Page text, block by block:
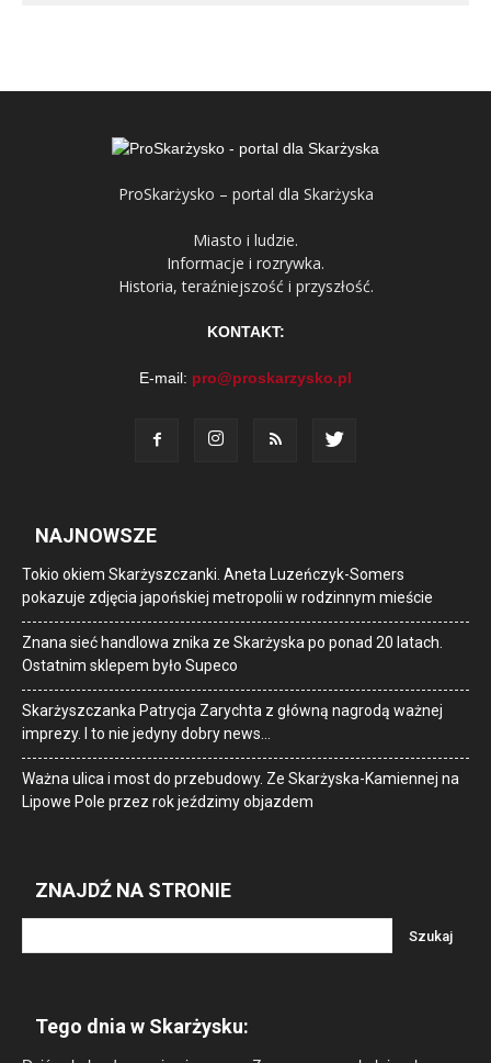
ProSkarżysko – portal dla Skarżyska
Miasto i ludzie.
Informacje i rozrywka.
Historia, teraźniejszość i przyszłość.
KONTAKT:
E-mail: pro@proskarzysko.pl
NAJNOWSZE
Tokio okiem Skarżyszczanki. Aneta Luzeńczyk-Somers
pokazuje zdjęcia japońskiej metropolii w rodzinnym mieście
Znana sieć handlowa znika ze Skarżyska po ponad 20 latach.
Ostatnim sklepem było Supeco
Skarżyszczanka Patrycja Zarychta z główną nagrodą ważnej
imprezy. I to nie jedyny dobry news…
Ważna ulica i most do przebudowy. Ze Skarżyska-Kamiennej na
Lipowe Pole przez rok jeździmy objazdem
ZNAJDŹ NA STRONIE
Tego dnia w Skarżysku: